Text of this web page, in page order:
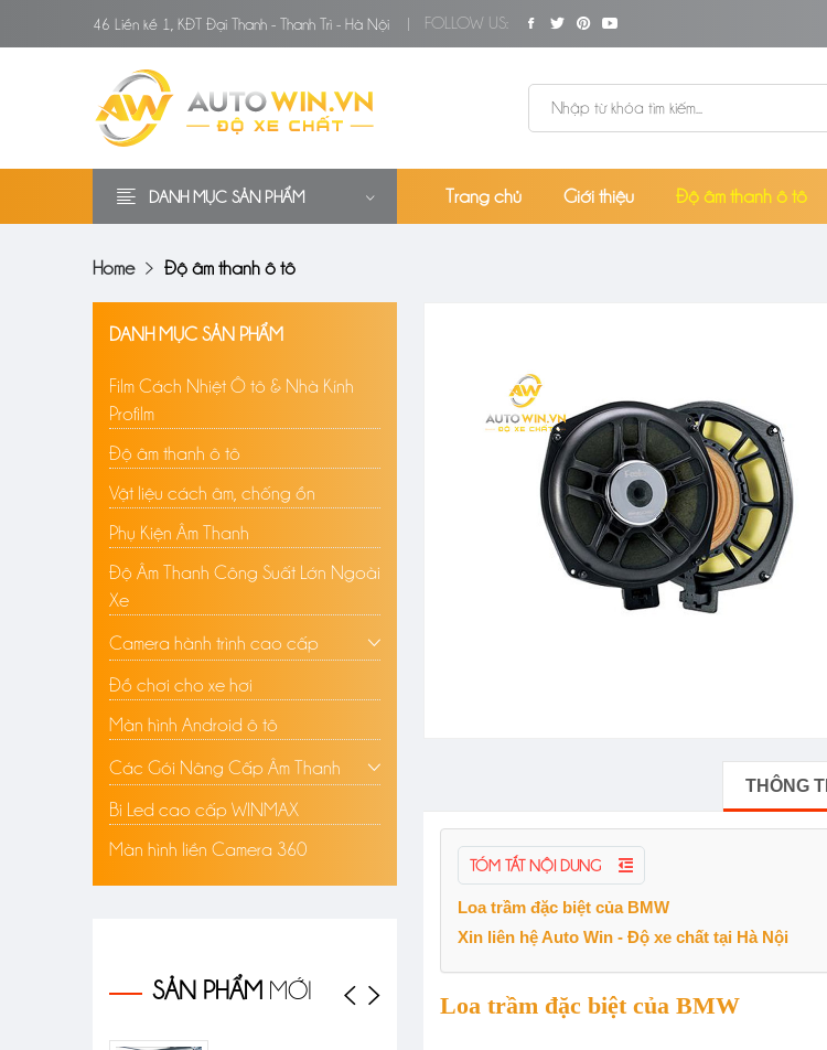
46 Liền kề 1, KĐT Đại Thanh - Thanh Trì - Hà Nội FOLLOW US:
DANH MỤC SẢN PHẨM Trang chủ Giới thiệu Độ âm thanh ô tô
Home Độ âm thanh ô tô
THÔNG
TÓM TẮT NỘI DUNG
Loa trầm đặc biệt của BMW
Xin liên hệ Auto Win - Độ xe chất tại Hà Nội
Loa trầm đặc biệt của BMW
DANH MỤC SẢN PHẨM
Film Cách Nhiệt Ô tô & Nhà Kính
Profilm
Độ âm thanh ô tô
Vật liệu cách âm, chống ồn
Phụ Kiện Âm Thanh
Độ Âm Thanh Công Suất Lớn Ngoài
Xe
Camera hành trình cao cấp
Đồ chơi cho xe hơi
Màn hình Android ô tô
Các Gói Nâng Cấp Âm Thanh
Bi Led cao cấp WINMAX
Màn hình liền Camera 360
SẢN PHẨM MỚI